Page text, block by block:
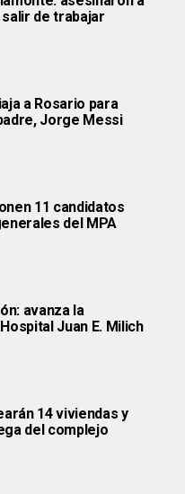
de trabajar
a Rosario para
Jorge Messi
11 candidatos
del MPA
avanza la
Juan E. Milich
14 viviendas y
del complejo